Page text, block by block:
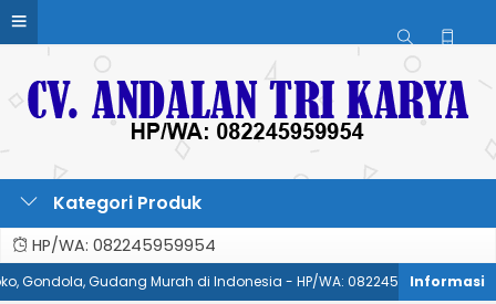
Kategori Produk
HP/WA: 082245959954
Gondola, Gudang Murah di Indonesia - HP/WA: 082245959954